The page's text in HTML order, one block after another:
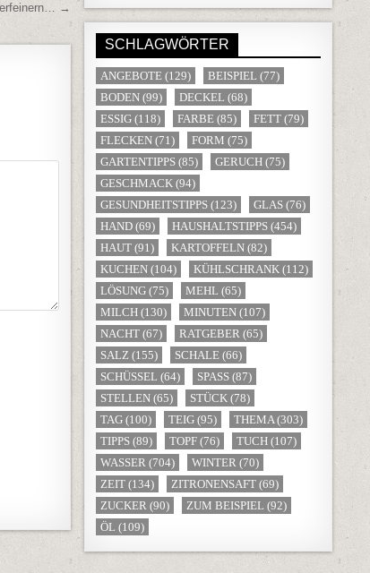
→
SCHLAGWÖRTER
ANGEBOTE(129) BEISPIEL (77)
BODEN(99) DECKEL (68)
ESSIG(118) FARBE(85) FETT(79)
FLECKEN(71) FORM (75)
GARTENTIPPS(85) GERUCH(75)
GESCHMACK(94)
GESUNDHEITSTIPPS(123) GLAS(76)
HAND(69) HAUSHALTSTIPPS(454)
HAUT(91) KARTOFFELN(82)
KUCHEN(104) KÜHLSCHRANK(112)
LÖSUNG(75) MEHL (65)
MILCH(130) MINUTEN(107)
NACHT(67) RATGEBER(65)
SALZ (155) SCHALE(66)
SCHÜSSEL (64) SPASS(87)
STELLEN(65) STÜCK(78)
TAG(100) TEIG(95) THEMA(303)
TIPPS(89) TOPF(76) TUCH(107)
WASSER(704) WINTER(70)
ZEIT(134) ZITRONENSAFT(69)
ZUCKER(90) ZUM BEISPIEL (92)
ÖL (109)